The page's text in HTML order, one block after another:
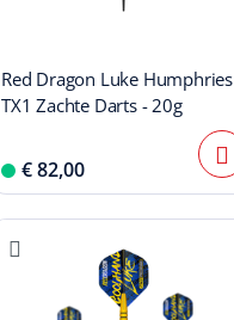
Red Dragon Luke Humphries
TX1 Zachte Darts - 20g
€ 82,00